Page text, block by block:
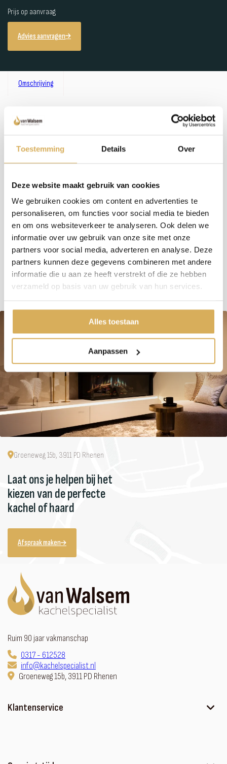
Toestemming Details Over
Deze website maakt gebruik van cookies
We gebruiken cookies om content en advertenties te
personaliseren, om functies voor social media te bieden
en om ons websiteverkeer te analyseren. Ook delen we
informatie over uw gebruik van onze site met onze
partners voor social media, adverteren en analyse. Deze
partners kunnen deze gegevens combineren met andere
informatie die u aan ze heeft verstrekt of die ze hebben
verzameld op basis van uw gebruik van hun services.
Alles toestaan
Aanpassen
Prijs op aanvraag
Advies aanvragen
Omschrijving
Zoals je misschien hebt gemerkt, hebben we een uitgebreid assortiment. In plaats van
te vinden. Wil je meer weten over dit product of welke haard het beste in jouw situatie
Meer weten over onze haarden?
Neem contact op
Specificaties:
Groeneweg 15b, 3911 PD Rhenen
Laat ons je helpen bij het
kiezen van de perfecte
kachel of haard
Afspraak maken
Ruim 90 jaar vakmanschap
0317 - 612528
info@kachelspecialist.nl
Groeneweg 15b, 3911 PD Rhenen
Klantenservice